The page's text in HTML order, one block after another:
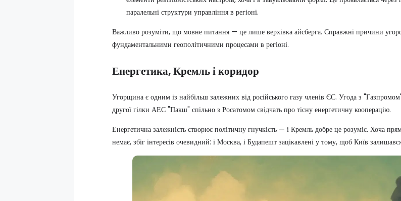
паралельні структури управління в регіоні.
Важливо розуміти, що мовне питання — це лише верхівка айсберга. Справжні причини
фундаментальними геополітичними процесами в регіоні.
Енергетика, Кремль і коридор
Угорщина є одним із найбільш залежних від російського газу членів ЄС. Угода з
другої гілки АЕС "Пакш" спільно з Росатомом свідчать про тісну енергетичну кооперацію.
Енергетична залежність створює політичну гнучкість — і Кремль добре це розуміє. Хоча
немає, збіг інтересів очевидний: і Москва, і Будапешт зацікавлені у тому, щоб Київ